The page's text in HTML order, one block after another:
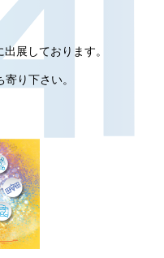
出展しております。
り下さい。